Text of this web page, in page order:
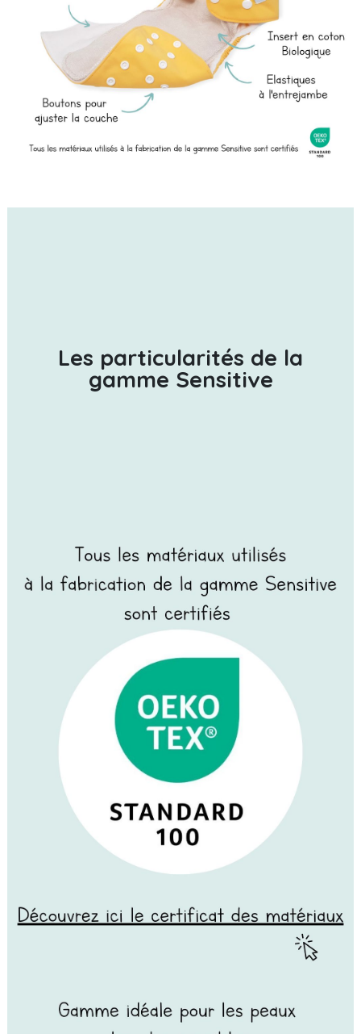
Les particularités de la
gamme Sensitive